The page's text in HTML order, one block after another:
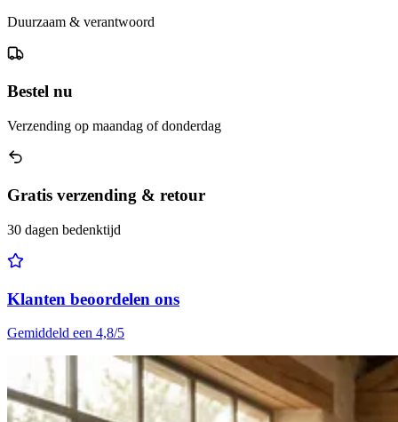
Duurzaam & verantwoord
Bestel nu
Verzending op maandag of donderdag
Gratis verzending & retour
30 dagen bedenktijd
Klanten beoordelen ons
Gemiddeld een 4,8/5